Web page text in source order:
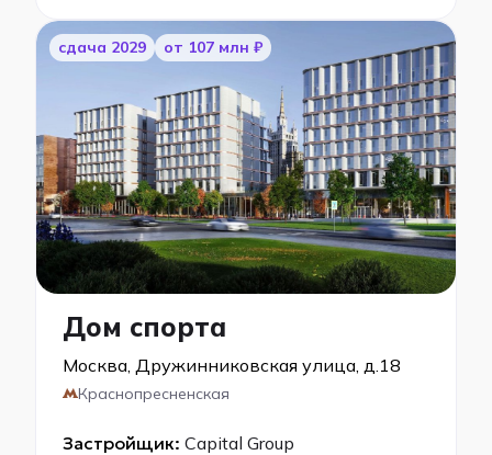
cдача 2029 от 107 млн ₽
Дом спорта
Москва, Дружинниковская улица, д.18
Краснопресненская
Застройщик: Capital Group